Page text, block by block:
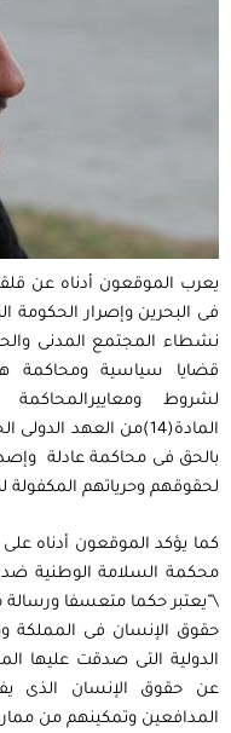
يعرب الموقعون أدناه عن
فى البحرين وإصرار الحكومة
نشطاء المجتمع المدنى
قضايا سياسية ومحاكمة
لشروط
المادة(14)من العهد
بالحق فى محاكمة عادلة
لحقوقهم وحرياتهم المكفولة
كما يؤكد الموقعون أدناه
محكمة السلامة الوطنية ضد
\”يعتبر حكما متعسفا
حقوق الإنسان فى المملكة
الدولية التى صدقت عليها
عن حقوق الإنسان الذى
المدافعين وتمكينهم من